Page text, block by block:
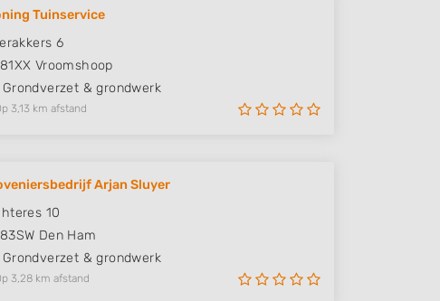
Tuinservice
6
Vroomshoop
Grondverzet & grondwerk
3,13 km afstand
Arjan Sluyer
10
Den Ham
Grondverzet & grondwerk
3,28 km afstand